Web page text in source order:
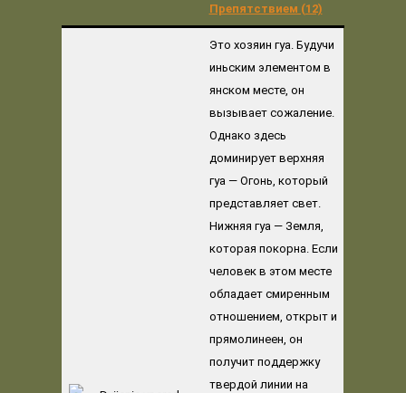
Препятствием (12)
Это хозяин гуа. Будучи
иньским элементом в
янском месте, он
вызывает сожаление.
Однако здесь
доминирует верхняя
гуа — Огонь, который
представляет свет.
Нижняя гуа — Земля,
которая покорна. Если
человек в этом месте
обладает смиренным
отношением, открыт и
прямолинеен, он
получит поддержку
твердой линии на